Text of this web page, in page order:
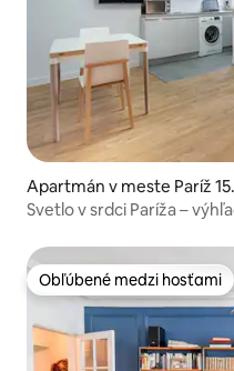
Apartmán v meste Paríž
Svetlo v srdci Paríža –
Obľúbené medzi hosťami
Obľúbené medzi hosťami